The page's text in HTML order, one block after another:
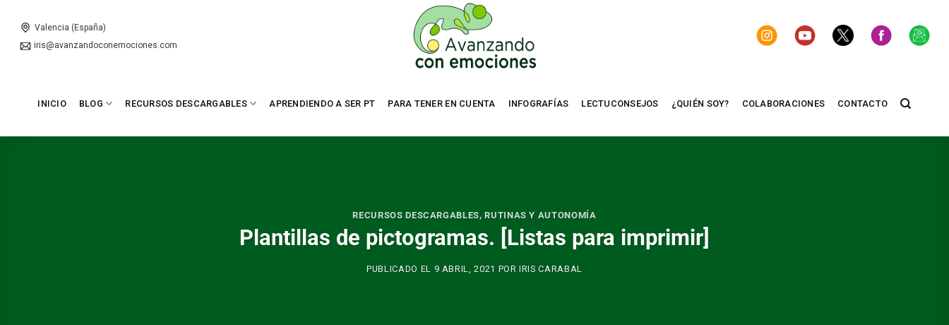
content
Valencia (España)
iris@avanzandoconemociones.com
INICIO BLOG RECURSOS DESCARGABLES APRENDIENDO A SER PT PARA TENER EN CUENTA INFOGRAFÍAS LECTUCONSEJOS ¿QUIÉN SOY? COLABORACIONES CONTACTO
RECURSOS DESCARGABLES,RUTINAS Y AUTONOMÍA
Plantillas de pictogramas. [Listas para imprimir]
PUBLICADO EL 9 ABRIL, 2021 PORIRIS CARABAL